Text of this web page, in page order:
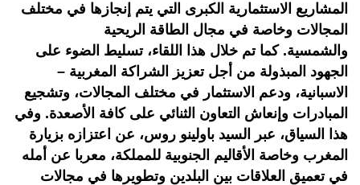
المشاريع الاستثمارية الكبرى التي يتم إنجازها في مختلف
المجالات وخاصة في مجال الطاقة الريحية
والشمسية. كما تم خلال هذا اللقاء، تسليط الضوء على
الجهود المبذولة من أجل تعزيز الشراكة المغربية –
الاسبانية، ودعم الاستثمار في مختلف المجالات، وتشجيع
المبادرات وإنعاش التعاون الثنائي على كافة الأصعدة. وفي
هذا السياق، عبر السيد باولينو روس، عن اعتزازه بزيارة
المغرب وخاصة الأقاليم الجنوبية للمملكة، معربا عن أمله
في تعميق العلاقات بين البلدين وتطويرها في مجالات